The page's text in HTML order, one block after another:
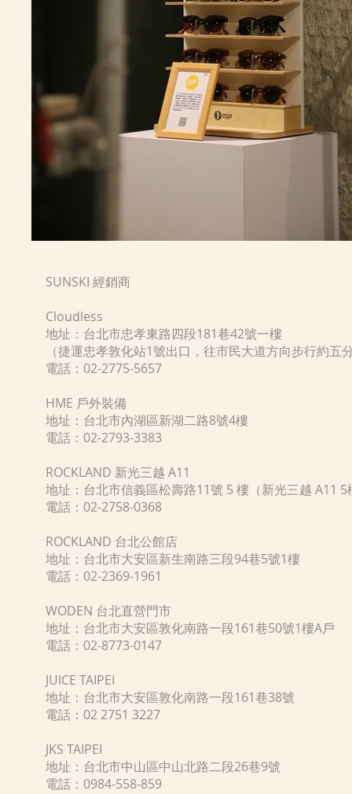
SUNSKI 經銷商
Cloudless
地址：台北市忠孝東路四段181巷42號一樓
（捷運忠孝敦化站1號出口，往市民大道方向步行約五
電話：02-2775-5657
HME 戶外裝備
地址：台北市內湖區新湖二路8號4樓
電話：02-2793-3383
ROCKLAND 新光三越 A11
地址：台北市信義區松壽路11號 5 樓（新光三越 A11 5
電話：02-2758-0368
ROCKLAND 台北公館店
地址：台北市大安區新生南路三段94巷5號1樓
電話：02-2369-1961
WODEN 台北直營門市
地址：台北市大安區敦化南路一段161巷50號1樓A戶
電話：02-8773-0147
JUICE TAIPEI
地址：台北市大安區敦化南路一段161巷38號
電話：02 2751 3227
JKS TAIPEI
地址：台北市中山區中山北路二段26巷9號
電話：0984-558-859